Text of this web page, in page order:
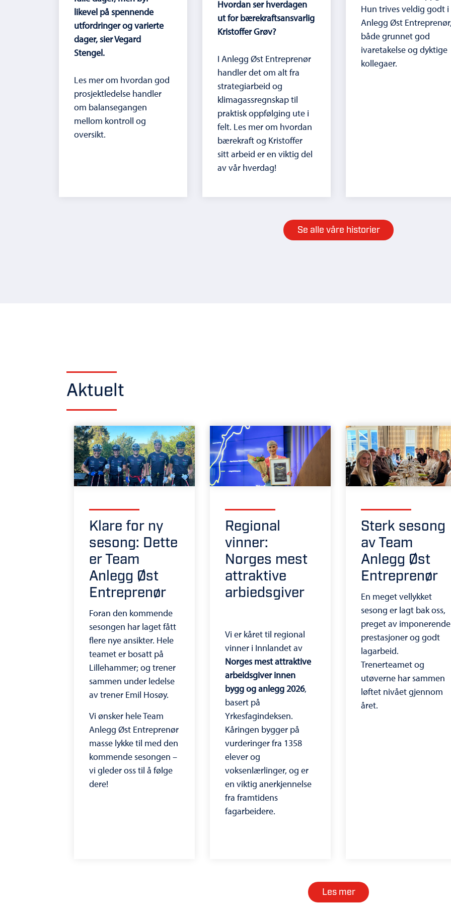
likevel på spennende
utfordringer og varierte
dager, sier Vegard
Stengel.
Les mer om hvordan god
prosjektledelse handler
om balansegangen
mellom kontroll og
oversikt.
Hvordan ser hverdagen
ut for bærekraftsansvarlig
Kristoffer Grøv?
I Anlegg Øst Entreprenør
handler det om alt fra
strategiarbeid og
klimagassregnskap til
praktisk oppfølging ute i
felt. Les mer om hvordan
bærekraft og Kristoffer
sitt arbeid er en viktig del
av vår hverdag!
Hun trives veldig godt i
Anlegg Øst
både grunnet god
ivaretakelse og dyktige
kollegaer.
Se alle våre historier
Aktuelt
Klare for ny
sesong: Dette
er Team
Anlegg Øst
Entreprenør
Foran den kommende
sesongen har laget fått
flere nye ansikter. Hele
teamet er bosatt på
Lillehammer; og trener
sammen under ledelse
av trener Emil Hosøy.
Vi ønsker hele Team
Anlegg Øst Entreprenør
masse lykke til med den
kommende sesongen –
vi gleder oss til å følge
dere!
Regional
vinner:
Norges mest
attraktive
arbiedsgiver
Vi er kåret til regional
vinner i Innlandet av
Norges mest attraktive
arbeidsgiver innen
bygg og anlegg 2026,
basert på
Yrkesfagindeksen.
Kåringen bygger på
vurderinger fra 1358
elever og
voksenlærlinger, og er
en viktig anerkjennelse
fra framtidens
fagarbeidere.
Sterk sesong
av Team
Anlegg Øst
Entreprenør
En meget vellykket
sesong er lagt bak oss,
preget av imponerende
prestasjoner og godt
lagarbeid.
Trenerteamet og
utøverne har sammen
løftet nivået gjennom
året.
Les mer